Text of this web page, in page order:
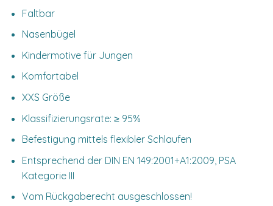
Faltbar
Nasenbügel
Kindermotive für Jungen
Komfortabel
XXS Größe
Klassifizierungsrate: ≥ 95%
Befestigung mittels flexibler Schlaufen
Entsprechend der DIN EN 149:2001+A1:2009, PSA
Kategorie III
Vom Rückgaberecht ausgeschlossen!